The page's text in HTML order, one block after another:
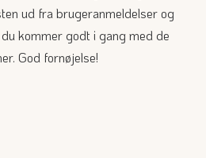
ud fra brugeranmeldelser og
kommer godt i gang med de
God fornøjelse!